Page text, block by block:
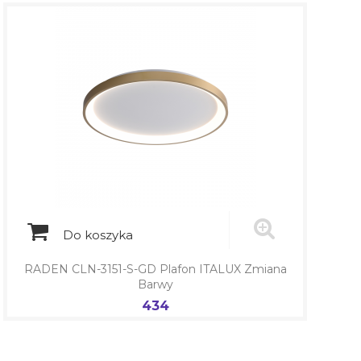
Do koszyka
RADEN CLN-3151-S-GD Plafon ITALUX Zmiana
Barwy
Cena
434